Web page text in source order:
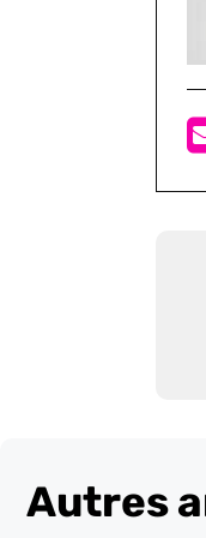
Autres